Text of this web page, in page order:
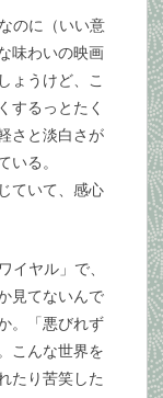
のに（いい意
味わいの映画
ょうけど、こ
するっとたく
さと淡白さが
いる。
ていて、感心
イヤル」で、
見てないんで
。「悪びれず
こんな世界を
たり苦笑した